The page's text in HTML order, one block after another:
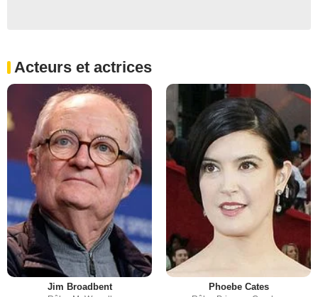
Acteurs et actrices
Jim Broadbent Phoebe Cates